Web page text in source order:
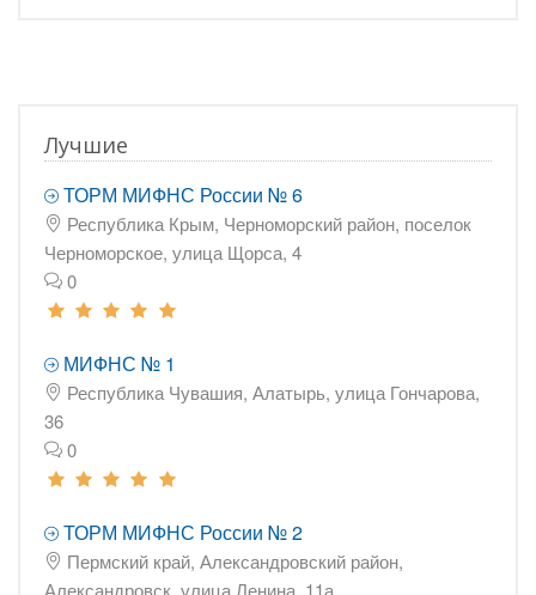
Лучшие
ТОРМ МИФНС России № 6
Республика Крым, Черноморский район, поселок
Черноморское, улица Щорса, 4
0
МИФНС № 1
Республика Чувашия, Алатырь, улица Гончарова,
36
0
ТОРМ МИФНС России № 2
Пермский край, Александровский район,
Александровск, улица Ленина, 11а